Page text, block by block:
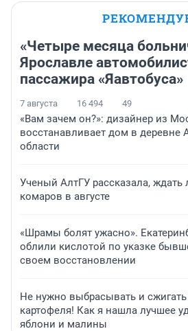
«Четыре месяца
Ярославле
пассажира «Яавтобуса»
7 августа 16 494 49
«Вам зачем он?»: дизайнер из
восстанавливает дом в деревне
области
Ученый АлтГУ рассказала, ждать
комаров в августе
«Шрамы болят ужасно».
облили кислотой по указке
своем восстановлении
Не нужно выбрасывать и
картофеля! Как я нашла лучшее
яблони и малины